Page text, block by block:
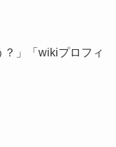
」「wikiプロフィ